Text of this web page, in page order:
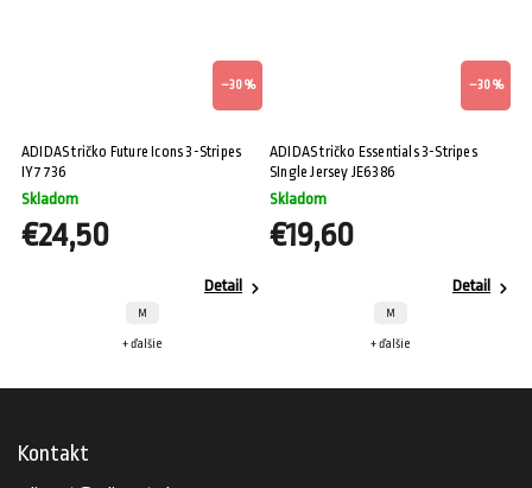
–30 %
ADIDAS tričko Future Icons 3-Stripes
IY7736
Skladom
€24,50
Detail
M
+ ďalšie
–30 %
ADIDAS tričko Essentials 3-Stripes
SIngle Jersey JE6386
Skladom
€19,60
Detail
M
+ ďalšie
Kontakt